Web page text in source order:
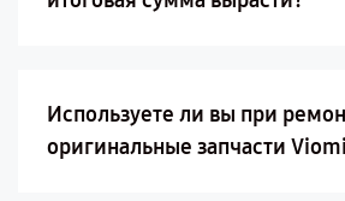
Используете ли вы при
оригинальные запчасти